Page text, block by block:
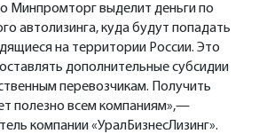
Минпромторг выделит деньги по
автолизинга, куда будут попадать
на территории России. Это
дополнительные субсидии
перевозчикам. Получить
полезно всем компаниям»,—
компании «УралБизнесЛизинг».